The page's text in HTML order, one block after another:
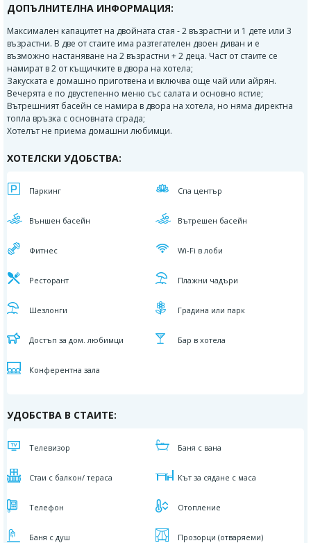
ДОПЪЛНИТЕЛНА ИНФОРМАЦИЯ:
Максимален капацитет на двойната стая - 2 възрастни и 1 дете или 3
възрастни. В две от стаите има разтегателен двоен диван и е
възможно настаняване на 2 възрастни + 2 деца. Част от стаите се
намират в 2 от къщичките в двора на хотела;
Закуската е домашно приготвена и включва още чай или айрян.
Вечерята е по двустепенно меню със салата и основно ястие;
Вътрешният басейн се намира в двора на хотела, но няма директна
топла връзка с основната сграда;
Хотелът не приема домашни любимци.
ХОТЕЛСКИ УДОБСТВА:
Паркинг Спа център
Външен басейн Вътрешен басейн
Фитнес Wi-Fi в лоби
Ресторант Плажни чадъри
Шезлонги Градина или парк
Достъп за дом. любимци Бар в хотела
Конферентна зала
УДОБСТВА В СТАИТЕ:
Телевизор Баня с вана
Стаи с балкон/ тераса Кът за сядане с маса
Телефон Отопление
Баня с душ Прозорци (отваряеми)